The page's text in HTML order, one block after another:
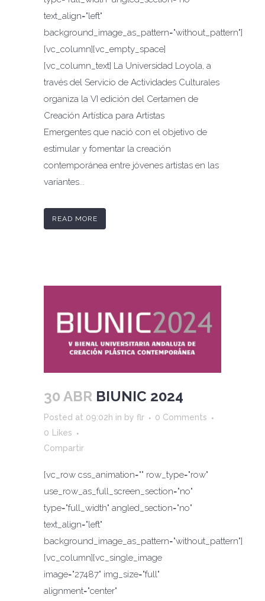
text_align="left"
background_image_as_pattern="without_pattern"]
[vc_column][vc_empty_space]
[vc_column_text] La Universidad Loyola, a
través del Servicio de Actividades Culturales
organiza la VI edición del Certamen de
Creación Artística para Artistas
Emergentes que nació con el objetivo de
estimular y fomentar la creación
contemporánea entre jóvenes artistas en las
variantes...
READ MORE
30 ABR BIUNIC 2024
Posted at 09:02h in by flr
0 Comments
0
Likes
Compartir
[vc_row css_animation="" row_type="row"
use_row_as_full_screen_section="no"
type="full_width" angled_section="no"
text_align="left"
background_image_as_pattern="without_pattern"]
[vc_column][vc_single_image
image="27487" img_size="full"
alignment="center"